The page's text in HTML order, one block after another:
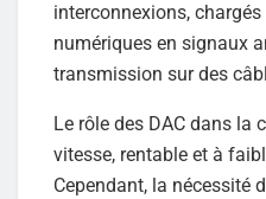
interconnexions,
numériques en signaux
transmission sur des
Le rôle des DAC dans la
vitesse, rentable et à
Cependant, la nécessité